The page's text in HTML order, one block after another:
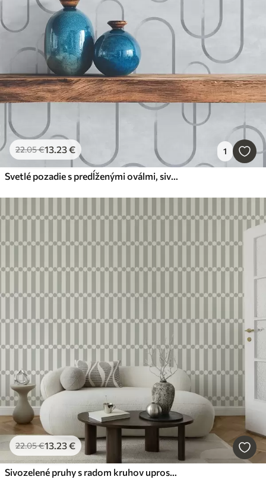
22.05€13.23€ 1
Svetlé pozadie s predĺženými oválmi, sivými obrysmi
22.05€13.23€
Sivozelené pruhy s radom kruhov uprostred